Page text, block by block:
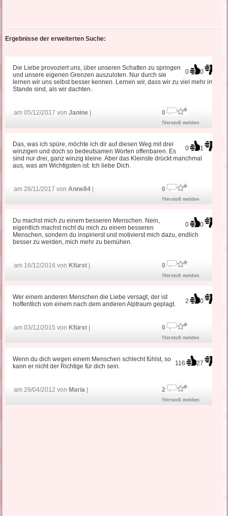
Ergebnisse der erweiterten Suche:
0 0
Die Liebe provoziert uns, über unseren Schatten zu springen
und unsere eigenen Grenzen auszuloten. Nur durch sie
lernen wir uns selbst besser kennen. Lernen wir, dass wir zu viel mehr im
Stande sind, als wir dachten.
am 05/12/2017 vonJanine 0
!Verstoß melden
0 1
Das, was ich spüre, möchte ich dir auf diesen Weg mit drei
winzigen und doch so bedeutsamen Worten offenbaren. Es
sind nur drei, ganz winzig kleine. Aber das Kleinste drückt manchmal
aus, was am Wichtigsten ist: Ich liebe Dich.
am 28/11/2017 vonAnne84 0
!Verstoß melden
0 0
Du machst mich zu einem besseren Menschen. Nein,
eigentlich machst nicht du mich zu einem besseren
Menschen, sondern du inspirierst und motivierst mich dazu, endlich
besser zu werden, mich mehr zu bemühen.
am 16/12/2016 von Kfürst 0
!Verstoß melden
2 0
Wer einem anderen Menschen die Liebe versagt, der ist
hoffentlich von einem nach dem anderen Alptraum geplagt.
am 03/12/2015 von Kfürst 0
!Verstoß melden
116 27
Wenn du dich wegen einem Menschen schlecht fühlst, so
kann er nicht der Richtige für dich sein.
am 29/04/2012 von Maria 2
!Verstoß melden